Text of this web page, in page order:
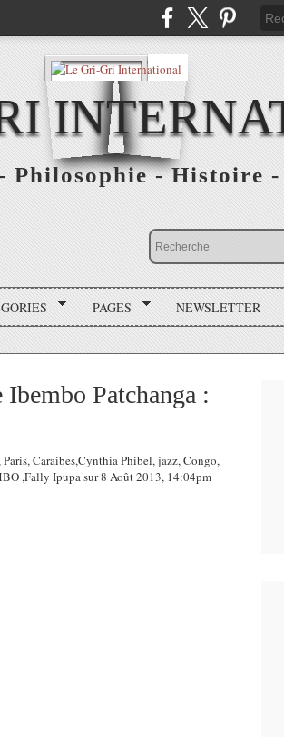
- Histoire -
PAGES NEWSLETTER
Patchanga :
Caraibes,Cynthia Phibel, jazz, Congo,
,Fally Ipupa sur 8 Août 2013, 14:04pm